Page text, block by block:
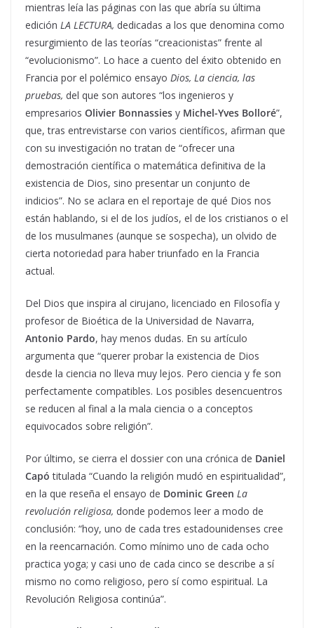
mientras leía las páginas con las que abría su última
edición LA LECTURA, dedicadas a los que denomina como
resurgimiento de las teorías “creacionistas” frente al
“evolucionismo”. Lo hace a cuento del éxito obtenido en
Francia por el polémico ensayo Dios, La ciencia, las
pruebas, del que son autores “los ingenieros y
empresarios Olivier Bonnassies y Michel-Yves Bolloré”,
que, tras entrevistarse con varios científicos, afirman que
con su investigación no tratan de “ofrecer una
demostración científica o matemática definitiva de la
existencia de Dios, sino presentar un conjunto de
indicios”. No se aclara en el reportaje de qué Dios nos
están hablando, si el de los judíos, el de los cristianos o el
de los musulmanes (aunque se sospecha), un olvido de
cierta notoriedad para haber triunfado en la Francia
actual.
Del Dios que inspira al cirujano, licenciado en Filosofía y
profesor de Bioética de la Universidad de Navarra,
Antonio Pardo, hay menos dudas. En su artículo
argumenta que “querer probar la existencia de Dios
desde la ciencia no lleva muy lejos. Pero ciencia y fe son
perfectamente compatibles. Los posibles desencuentros
se reducen al final a la mala ciencia o a conceptos
equivocados sobre religión”.
Por último, se cierra el dossier con una crónica de Daniel
Capó titulada “Cuando la religión mudó en espiritualidad”,
en la que reseña el ensayo de Dominic Green La
revolución religiosa, donde podemos leer a modo de
conclusión: “hoy, uno de cada tres estadounidenses cree
en la reencarnación. Como mínimo uno de cada ocho
practica yoga; y casi uno de cada cinco se describe a sí
mismo no como religioso, pero sí como espiritual. La
Revolución Religiosa continúa”.